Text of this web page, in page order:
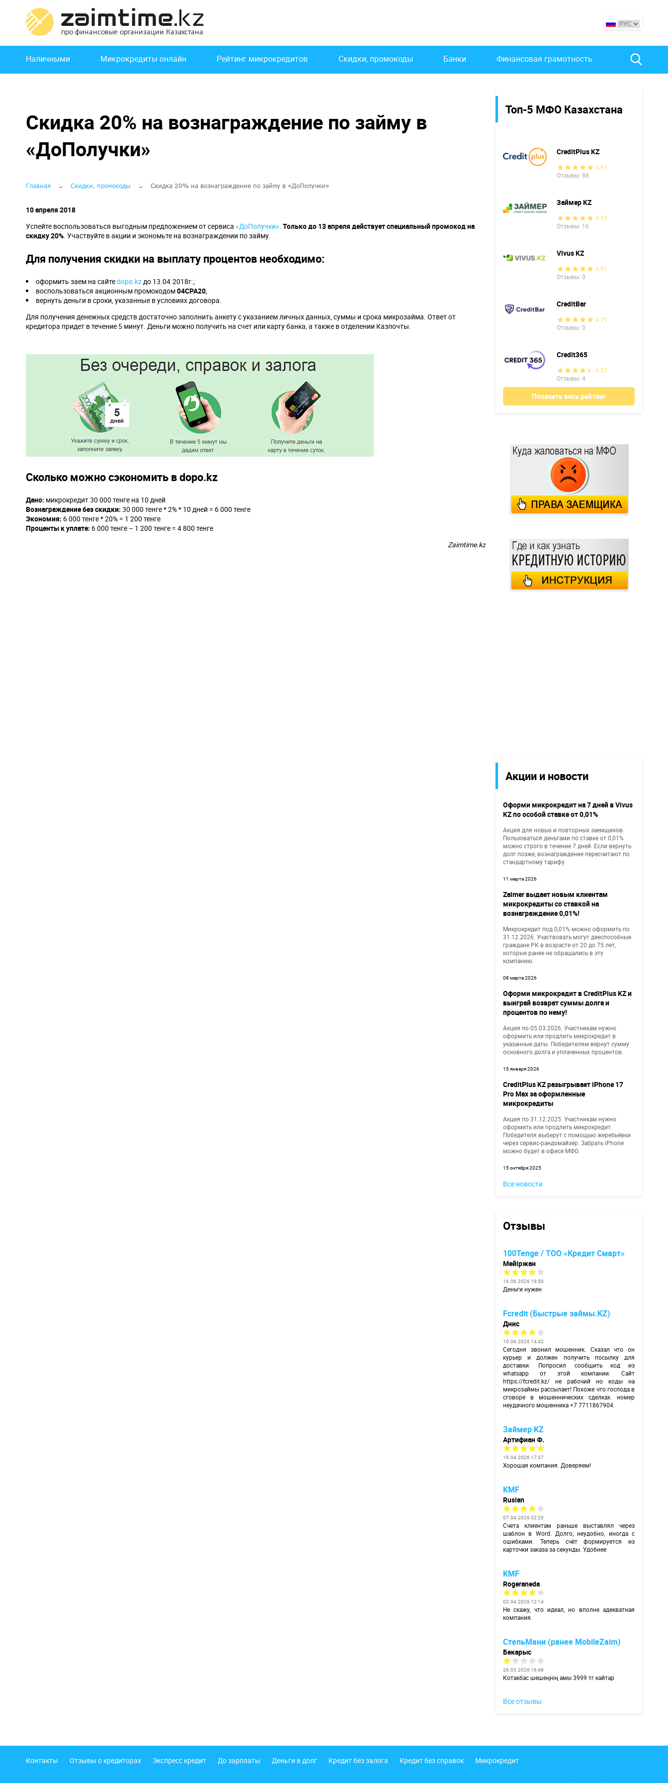
основному
содержанию
Основная
навигация
Наличными Микрокредиты онлайн Рейтинг микрокредитов Скидки, промокоды Банки Финансовая грамотность
Топ-5 МФО Казахстана
CreditPlus KZ
4.97
Отзывы: 88
Займер KZ
4.95
Отзывы: 16
Vivus KZ
4.91
Отзывы: 0
CreditBar
4.79
Отзывы: 0
Credit365
4.57
Отзывы: 4
Показать весь рейтинг
Акции и новости
Оформи микрокредит на 7 дней в Vivus
KZ по особой ставке от 0,01%
Акция для новых и повторных заемщиков.
Пользоваться деньгами по ставке от 0,01%
можно строго в течение 7 дней. Если вернуть
долг позже, вознаграждение пересчитают по
стандартному тарифу.
11 марта 2026
Zaimer выдает новым клиентам
микрокредиты со ставкой на
вознаграждение 0,01%!
Микрокредит под 0,01% можно оформить по
31.12.2026. Участвовать могут дееспособные
граждане РК в возрасте от 20 до 75 лет,
которые ранее не обращались в эту
компанию.
08 марта 2026
Оформи микрокредит в CreditPlus KZ и
выиграй возврат суммы долга и
процентов по нему!
Акция по 05.03.2026. Участникам нужно
оформить или продлить микрокредит в
указанные даты. Победителям вернут сумму
основного долга и уплаченных процентов.
15 января 2026
CreditPlus KZ разыгрывает iPhone 17
Pro Max за оформленные
микрокредиты
Акция по 31.12.2025. Участникам нужно
оформить или продлить микрокредит.
Победителя выберут с помощью жеребьёвки
через сервис-рандомайзер. Забрать iPhone
можно будет в офисе МФО.
15 октября 2025
Все новости
Отзывы
100Tenge / ТОО «Кредит Смарт»
Мейіржан
16.06.2026 19:50
Деньги нужен
Fcredit (Быстрые займы.KZ)
Днис
10.06.2026 14:42
Сегодня звонил мошенник. Сказал что он
курьер и должен получить посылку для
доставки. Попросил сообщить код из
whatsapp от этой компании. Сайт
https://fcredit.kz/ не рабочий но коды на
микрозаймы рассылает! Похоже что господа в
сговоре в мошеннических сделках. номер
неудачного мошенника +7 7711867904.
Займер KZ
Артифиан Ф.
19.04.2026 17:37
Хорошая компания. Доверяем!
KMF
Ruslan
07.04.2026 02:20
Счета клиентам раньше выставлял через
шаблон в Word. Долго, неудобно, иногда с
ошибками. Теперь счёт формируется из
карточки заказа за секунды. Удобнее
KMF
Rogeraneda
02.04.2026 12:14
Не скажу, что идеал, но вполне адекватная
компания.
СтепьМани (ранее MobileZaim)
Бекарыс
26.03.2026 16:48
Котакбас шешеңнің амы 3999 тг кайтар
Все отзывы
Скидка 20% на вознаграждение по займу в
«ДоПолучки»
Строка
навигации
Главная Скидки, промокоды Скидка 20% на вознаграждение по займу в «ДоПолучки»
10 апреля 2018
Успейте воспользоваться выгодным предложением от сервиса «ДоПолучки». Только до 13 апреля действует специальный промокод на
скидку 20%. Участвуйте в акции и экономьте на вознаграждении по займу.
Для получения скидки на выплату процентов необходимо:
оформить заем на сайтеdopo.kzдо 13.04.2018г.;
воспользоваться акционным промокодом04CPA20;
вернуть деньги в сроки, указанные в условиях договора.
Для получения денежных средств достаточно заполнить анкету с указанием личных данных, суммы и срока микрозайма. Ответ от
кредитора придет в течение 5 минут. Деньги можно получить на счет или карту банка, а также в отделении Казпочты.
Сколько можно сэкономить в dopo.kz
Дано: микрокредит 30 000 тенге на 10 дней
Вознаграждение без скидки: 30 000 тенге * 2% * 10 дней = 6 000 тенге
Экономия: 6 000 тенге * 20% = 1 200 тенге
Проценты к уплате: 6 000 тенге – 1 200 тенге = 4 800 тенге
Zaimtime.kz
Подвал
Контакты Отзывы о кредиторах Экспресс кредит До зарплаты Деньги в долг Кредит без залога Кредит без справок Микрокредит